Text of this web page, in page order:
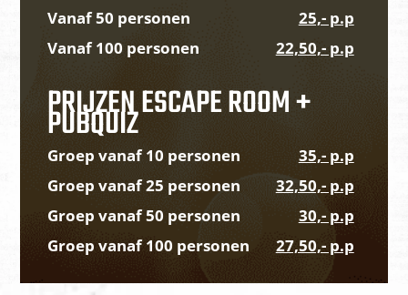
Vanaf 50 personen
25,- p.p
Vanaf 100 personen
22,50,- p.p
PRIJZEN ESCAPE ROOM +
PUBQUIZ
Groep vanaf 10 personen
35,- p.p
Groep vanaf 25 personen
32,50,- p.p
Groep vanaf 50 personen
30,- p.p
Groep vanaf 100 personen
27,50,- p.p